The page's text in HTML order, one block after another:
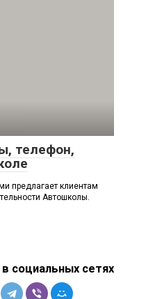
телефон,
предлагает клиентам
Автошколы.
социальных сетях